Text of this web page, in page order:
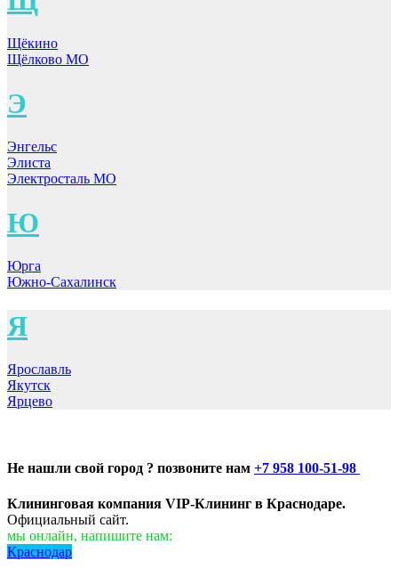
Щёкино
Щёлково МО
Э
Энгельс
Элиста
Электросталь МО
Ю
Юрга
Южно-Сахалинск
Я
Ярославль
Якутск
Ярцево
Не нашли свой город ? позвоните нам +7 958 100-51-98
Клининговая компания VIP-Клининг в Краснодаре.
Официальный сайт.
мы онлайн, напишите нам:
Краснодар